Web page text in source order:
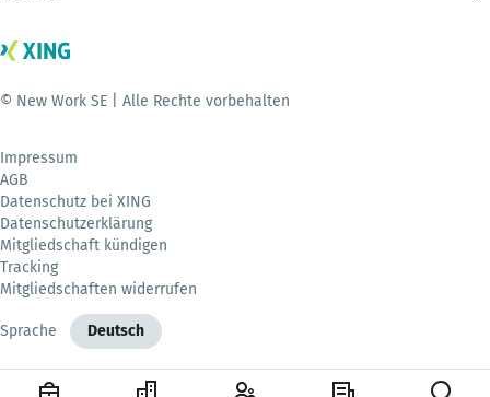
© New Work SE | Alle Rechte vorbehalten
Impressum
AGB
Datenschutz bei XING
Datenschutzerklärung
Mitgliedschaft kündigen
Tracking
Mitgliedschaften widerrufen
Sprache Deutsch